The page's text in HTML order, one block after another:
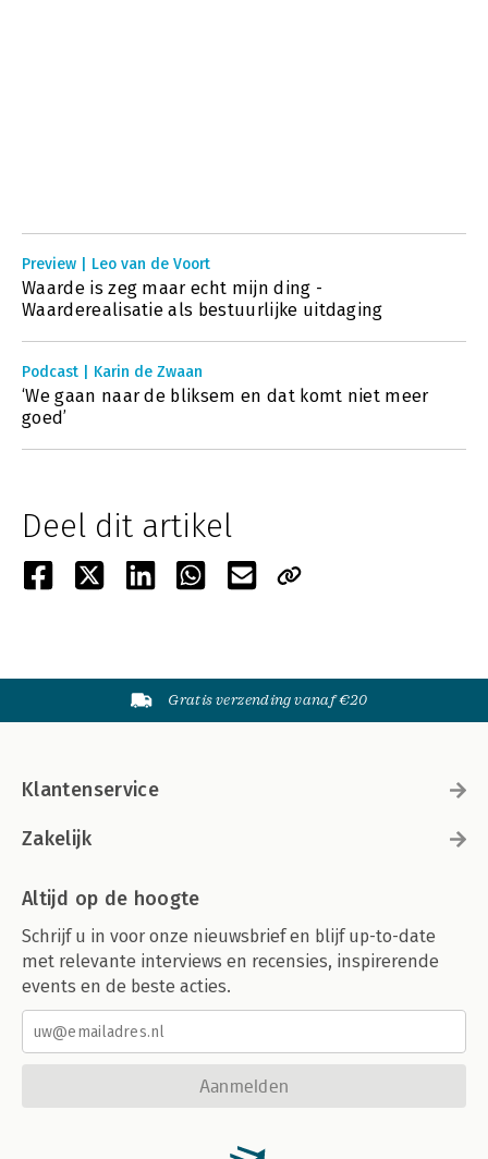
Preview | Leo van de Voort
Waarde is zeg maar echt mijn ding -
Waarderealisatie als bestuurlijke uitdaging
Podcast | Karin de Zwaan
‘We gaan naar de bliksem en dat komt niet meer
goed’
Deel dit artikel
Gratis verzending vanaf €20
Klantenservice
Zakelijk
Altijd op de hoogte
Schrijf u in voor onze nieuwsbrief en blijf up-to-date
met relevante interviews en recensies, inspirerende
events en de beste acties.
Aanmelden